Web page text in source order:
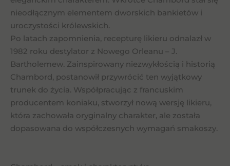
nieodłącznym elementem dworskich bankietów i
uroczystości królewskich.
Po latach zapomnienia, recepturę likieru odnalazł w
1982 roku destylator z Nowego Orleanu – J.
Bartholemew. Zainspirowany niezwykłością i historią
Chambord, postanowił przywrócić ten wyjątkowy
trunek do życia. Współpracując z francuskim
producentem koniaku, stworzył nową wersję likieru,
która zachowała oryginalny charakter, ale została
dopasowana do współczesnych wymagań smakoszy.